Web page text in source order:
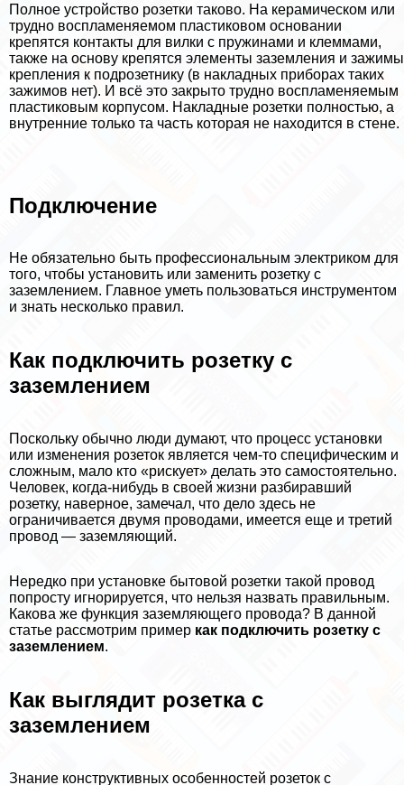
Полное устройство розетки таково. На керамическом или
трудно воспламеняемом пластиковом основании
крепятся контакты для вилки с пружинами и клеммами,
также на основу крепятся элементы заземления и зажимы
крепления к подрозетнику (в накладных приборах таких
зажимов нет). И всё это закрыто трудно воспламеняемым
пластиковым корпусом. Накладные розетки полностью, а
внутренние только та часть которая не находится в стене.
Подключение
Не обязательно быть профессиональным электриком для
того, чтобы установить или заменить розетку с
заземлением. Главное уметь пользоваться инструментом
и знать несколько правил.
Как подключить розетку с
заземлением
Поскольку обычно люди думают, что процесс установки
или изменения розеток является чем-то специфическим и
сложным, мало кто «рискует» делать это самостоятельно.
Человек, когда-нибудь в своей жизни разбиравший
розетку, наверное, замечал, что дело здесь не
ограничивается двумя проводами, имеется еще и третий
провод — заземляющий.
Нередко при установке бытовой розетки такой провод
попросту игнорируется, что нельзя назвать правильным.
Какова же функция заземляющего провода? В данной
статье рассмотрим пример как подключить розетку с
заземлением.
Как выглядит розетка с
заземлением
Знание конструктивных особенностей розеток с